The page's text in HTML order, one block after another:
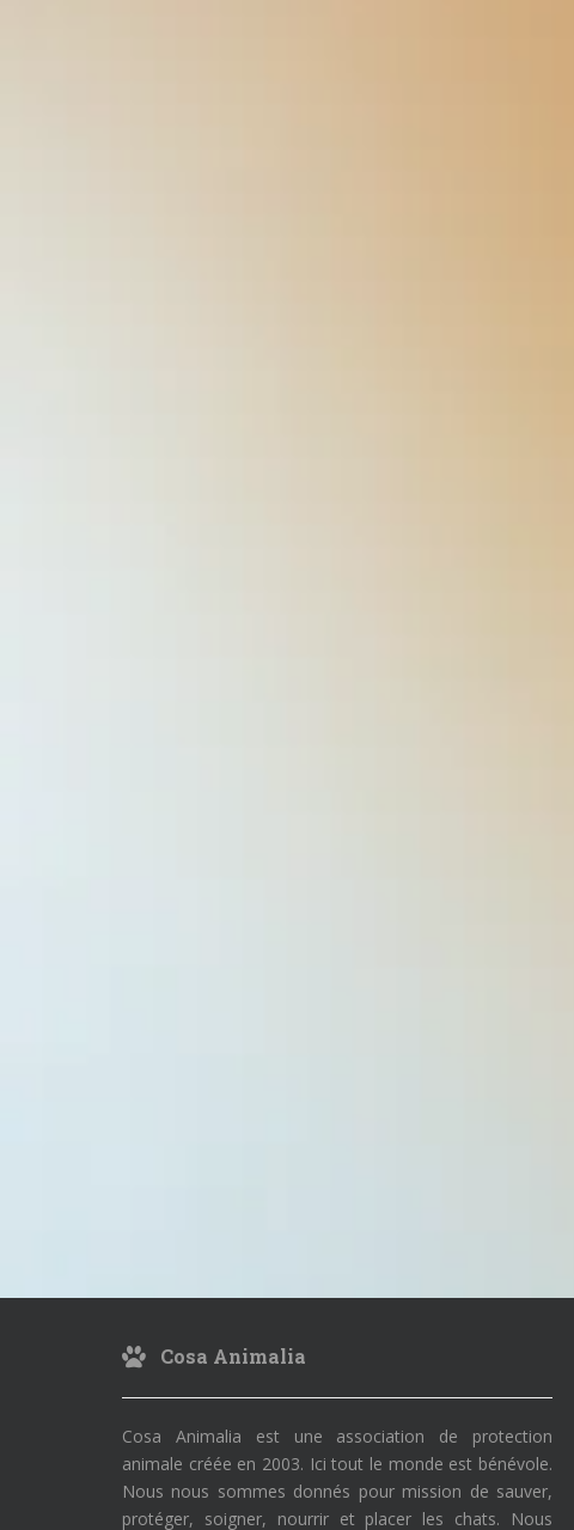
Cosa Animalia
Cosa Animalia est une association de protection
animale créée en 2003. Ici tout le monde est bénévole.
Nous nous sommes donnés pour mission de sauver,
protéger, soigner, nourrir et placer les chats. Nous